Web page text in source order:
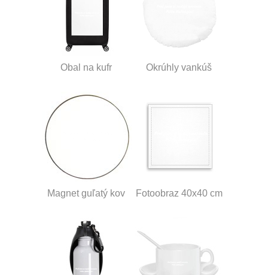
Obal na kufr Okrúhly vankúš
Magnet guľatý kov Fotoobraz 40x40 cm